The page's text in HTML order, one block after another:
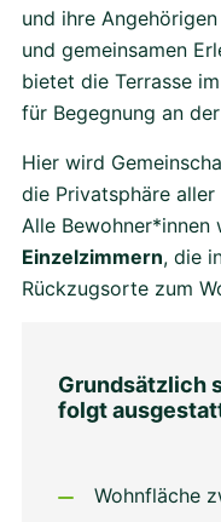
und ihre
und gemeinsamen
bietet die Terrasse
für Begegnung an
Hier wird
die Privatsphäre
Alle Bewohner*innen
Einzelzimmern, die
Rückzugsorte zum
Grundsätzlich
folgt
Wohnfläche